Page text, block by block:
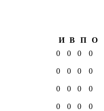
И В П
О
0 0 0 0
0 0 0 0
0 0 0 0
0 0 0 0